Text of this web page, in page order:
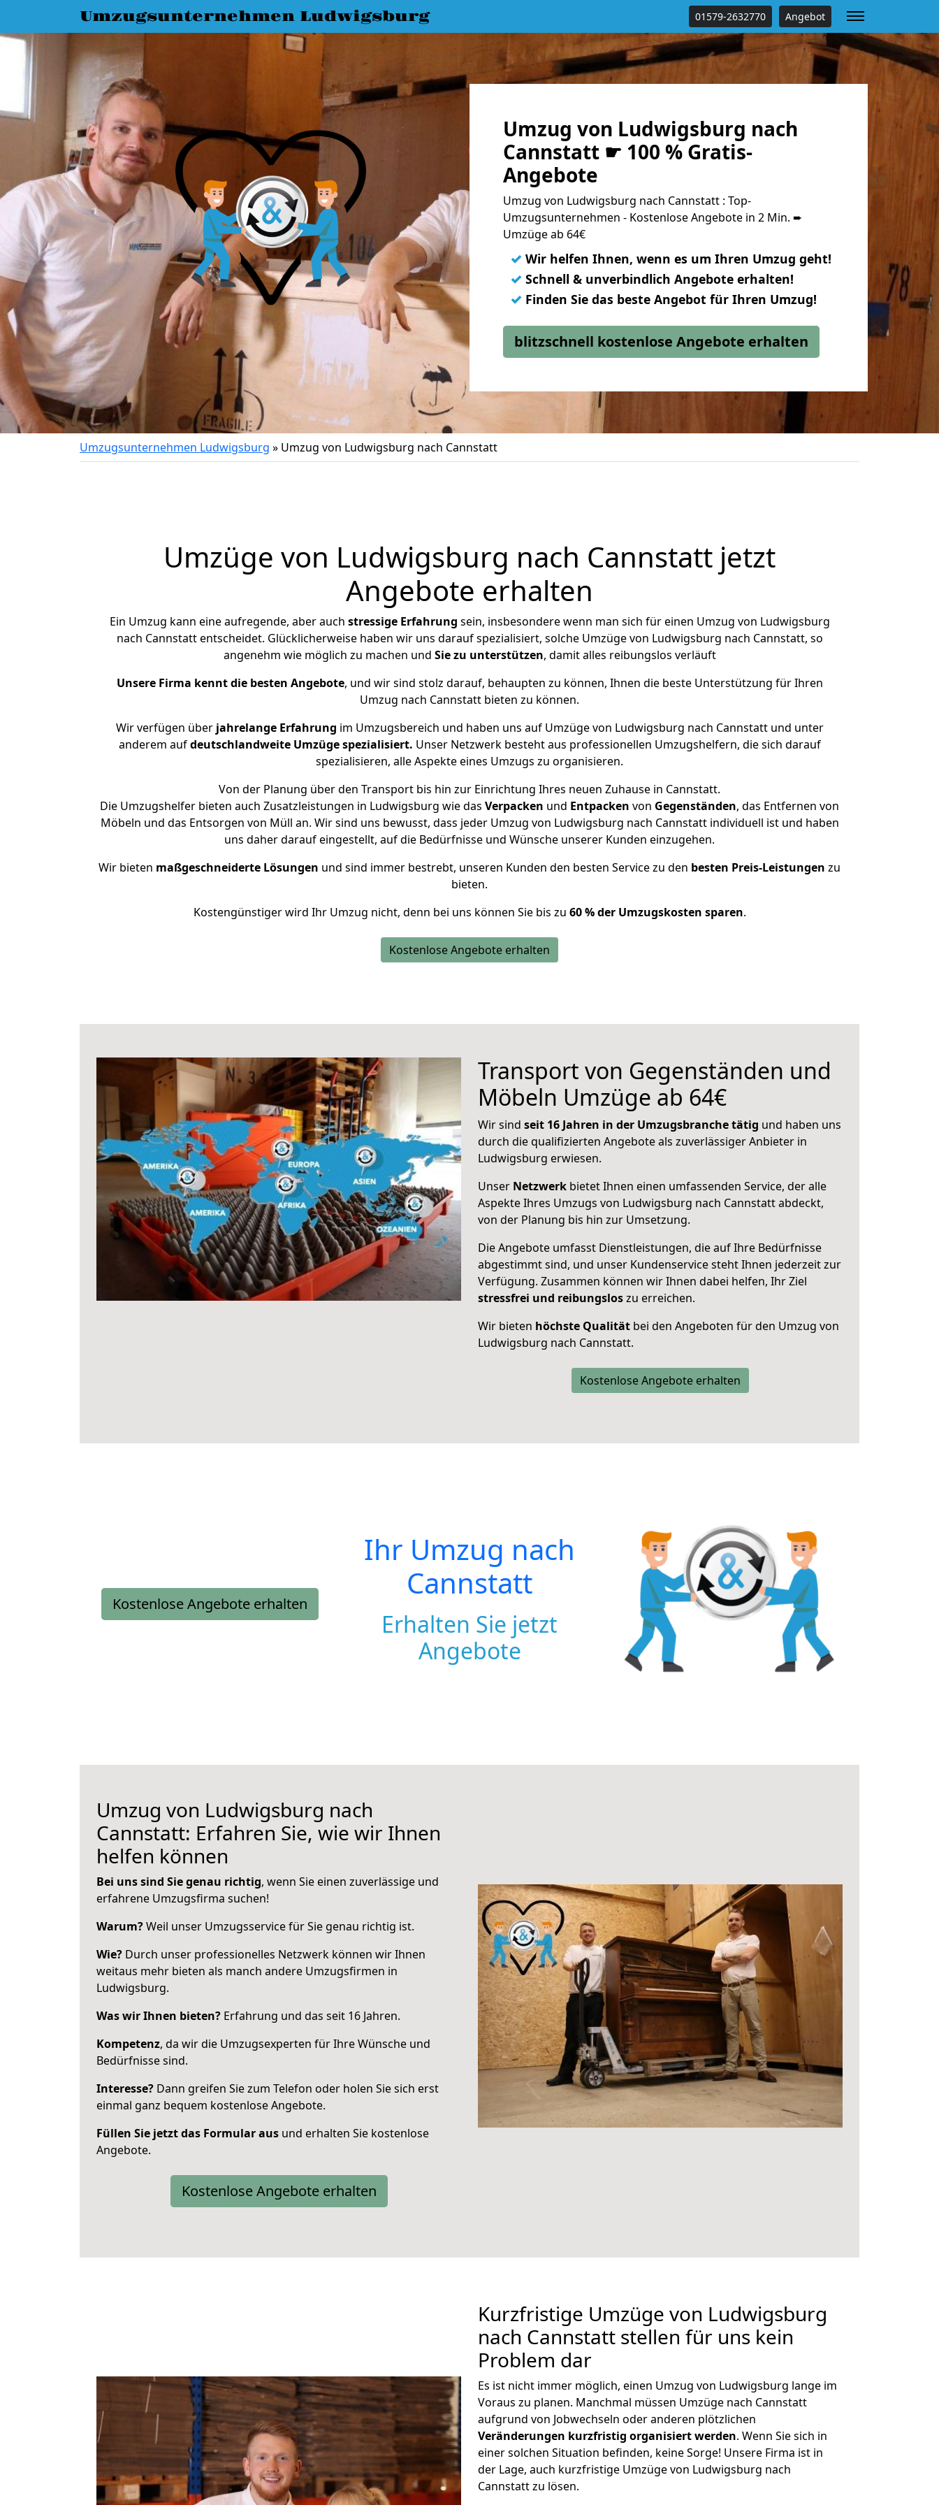
Umzugsunternehmen Ludwigsburg 01579-2632770 Angebot
Umzug von Ludwigsburg nach
Cannstatt ☛ 100 % Gratis-
Angebote
Umzug von Ludwigsburg nach Cannstatt : Top-
Umzugsunternehmen - Kostenlose Angebote in 2 Min. ➨
Umzüge ab 64€
✓ Wir helfen Ihnen, wenn es um Ihren Umzug geht!
✓ Schnell & unverbindlich Angebote erhalten!
✓ Finden Sie das beste Angebot für Ihren Umzug!
blitzschnell kostenlose Angebote erhalten
Umzugsunternehmen Ludwigsburg » Umzug von Ludwigsburg nach Cannstatt
Umzüge von Ludwigsburg nach Cannstatt jetzt
Angebote erhalten
Ein Umzug kann eine aufregende, aber auch stressige Erfahrung sein, insbesondere wenn man sich für einen Umzug von Ludwigsburg
nach Cannstatt entscheidet. Glücklicherweise haben wir uns darauf spezialisiert, solche Umzüge von Ludwigsburg nach Cannstatt, so
angenehm wie möglich zu machen und Sie zu unterstützen, damit alles reibungslos verläuft
Unsere Firma kennt die besten Angebote, und wir sind stolz darauf, behaupten zu können, Ihnen die beste Unterstützung für Ihren
Umzug nach Cannstatt bieten zu können.
Wir verfügen überjahrelange Erfahrung im Umzugsbereich und haben uns auf Umzüge von Ludwigsburg nach Cannstatt und unter
anderem aufdeutschlandweite Umzüge spezialisiert. Unser Netzwerk besteht aus professionellen Umzugshelfern, die sich darauf
spezialisieren, alle Aspekte eines Umzugs zu organisieren.
Von der Planung über den Transport bis hin zur Einrichtung Ihres neuen Zuhause in Cannstatt.
Die Umzugshelfer bieten auch Zusatzleistungen in Ludwigsburg wie das Verpacken und Entpacken von Gegenständen, das Entfernen von
Möbeln und das Entsorgen von Müll an. Wir sind uns bewusst, dass jeder Umzug von Ludwigsburg nach Cannstatt individuell ist und haben
uns daher darauf eingestellt, auf die Bedürfnisse und Wünsche unserer Kunden einzugehen.
Wir bieten maßgeschneiderte Lösungen und sind immer bestrebt, unseren Kunden den besten Service zu den besten Preis-Leistungen zu
bieten.
Kostengünstiger wird Ihr Umzug nicht, denn bei uns können Sie bis zu 60 % der Umzugskosten sparen.
Kostenlose Angebote erhalten
Transport von Gegenständen und
Möbeln Umzüge ab 64€
Wir sind seit 16 Jahren in der Umzugsbranche tätig und haben uns
durch die qualifizierten Angebote als zuverlässiger Anbieter in
Ludwigsburg erwiesen.
Unser Netzwerk bietet Ihnen einen umfassenden Service, der alle
Aspekte Ihres Umzugs von Ludwigsburg nach Cannstatt abdeckt,
von der Planung bis hin zur Umsetzung.
Die Angebote umfasst Dienstleistungen, die auf Ihre Bedürfnisse
abgestimmt sind, und unser Kundenservice steht Ihnen jederzeit zur
Verfügung. Zusammen können wir Ihnen dabei helfen, Ihr Ziel
stressfrei und reibungsloszu erreichen.
Wir bieten höchste Qualität bei den Angeboten für den Umzug von
Ludwigsburg nach Cannstatt.
Kostenlose Angebote erhalten
Kostenlose Angebote erhalten
Ihr Umzug nach
Cannstatt
Erhalten Sie jetzt
Angebote
Umzug von Ludwigsburg nach
Cannstatt: Erfahren Sie, wie wir Ihnen
helfen können
Bei uns sind Sie genau richtig, wenn Sie einen zuverlässige und
erfahrene Umzugsfirma suchen!
Warum?Weil unser Umzugsservice für Sie genau richtig ist.
Wie? Durch unser professionelles Netzwerk können wir Ihnen
weitaus mehr bieten als manch andere Umzugsfirmen in
Ludwigsburg.
Was wir Ihnen bieten? Erfahrung und das seit 16 Jahren.
Kompetenz, da wir die Umzugsexperten für Ihre Wünsche und
Bedürfnisse sind.
Interesse? Dann greifen Sie zum Telefon oder holen Sie sich erst
einmal ganz bequem kostenlose Angebote.
Füllen Sie jetzt das Formular aus und erhalten Sie kostenlose
Angebote.
Kostenlose Angebote erhalten
Kurzfristige Umzüge von Ludwigsburg
nach Cannstatt stellen für uns kein
Problem dar
Es ist nicht immer möglich, einen Umzug von Ludwigsburg lange im
Voraus zu planen. Manchmal müssen Umzüge nach Cannstatt
aufgrund von Jobwechseln oder anderen plötzlichen
Veränderungen kurzfristig organisiert werden. Wenn Sie sich in
einer solchen Situation befinden, keine Sorge! Unsere Firma ist in
der Lage, auch kurzfristige Umzüge von Ludwigsburg nach
Cannstatt zu lösen.